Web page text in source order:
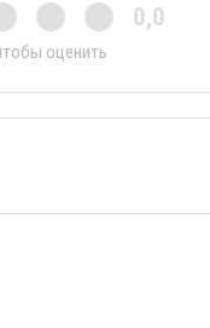
0,0
оценить